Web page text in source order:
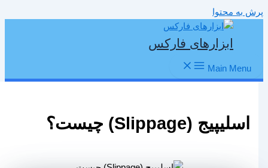
پرش به محتوا
ابزارهای فارکس
Main Menu
اسلیپیج (Slippage) چیست؟